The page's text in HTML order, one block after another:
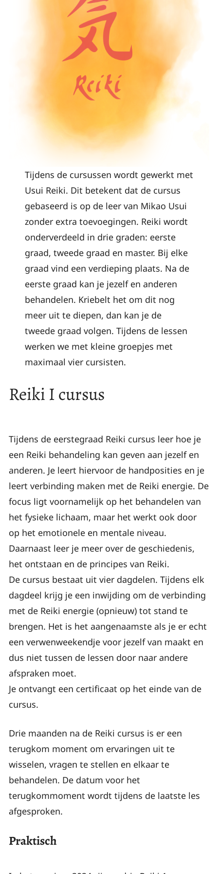
Tijdens de cursussen wordt gewerkt met
Usui Reiki. Dit betekent dat de cursus
gebaseerd is op de leer van Mikao Usui
zonder extra toevoegingen. Reiki wordt
onderverdeeld in drie graden: eerste
graad, tweede graad en master. Bij elke
graad vind een verdieping plaats. Na de
eerste graad kan je jezelf en anderen
behandelen. Kriebelt het om dit nog
meer uit te diepen, dan kan je de
tweede graad volgen. Tijdens de lessen
werken we met kleine groepjes met
maximaal vier cursisten.
Reiki I cursus
Tijdens de eerstegraad Reiki cursus leer hoe je
een Reiki behandeling kan geven aan jezelf en
anderen. Je leert hiervoor de handposities en je
leert verbinding maken met de Reiki energie. De
focus ligt voornamelijk op het behandelen van
het fysieke lichaam, maar het werkt ook door
op het emotionele en mentale niveau.
Daarnaast leer je meer over de geschiedenis,
het ontstaan en de principes van Reiki.
De cursus bestaat uit vier dagdelen. Tijdens elk
dagdeel krijg je een inwijding om de verbinding
met de Reiki energie (opnieuw) tot stand te
brengen. Het is het aangenaamste als je er echt
een verwenweekendje voor jezelf van maakt en
dus niet tussen de lessen door naar andere
afspraken moet.
Je ontvangt een certificaat op het einde van de
cursus.
Drie maanden na de Reiki cursus is er een
terugkom moment om ervaringen uit te
wisselen, vragen te stellen en elkaar te
behandelen. De datum voor het
terugkommoment wordt tijdens de laatste les
afgesproken.
Praktisch